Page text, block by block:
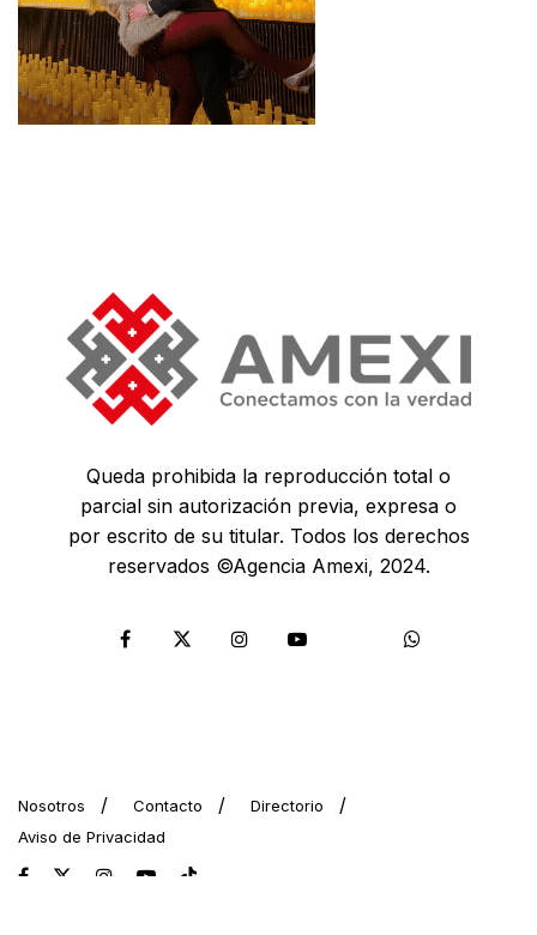
Queda prohibida la reproducción total o
parcial sin autorización previa, expresa o
por escrito de su titular. Todos los derechos
reservados ©Agencia Amexi, 2024.
Nosotros Contacto
Directorio
Aviso de Privacidad